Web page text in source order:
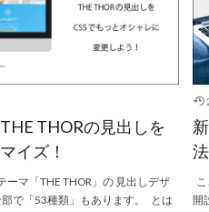
THORの見出しを
イズ！
マ「THE THOR」の 見出しデザ
で「53種類」もあります。 とは
開